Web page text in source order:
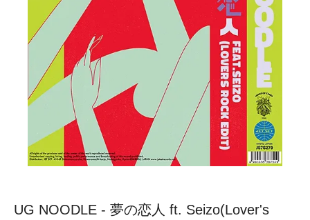
UG NOODLE - 夢の恋人 ft. Seizo(Lover's